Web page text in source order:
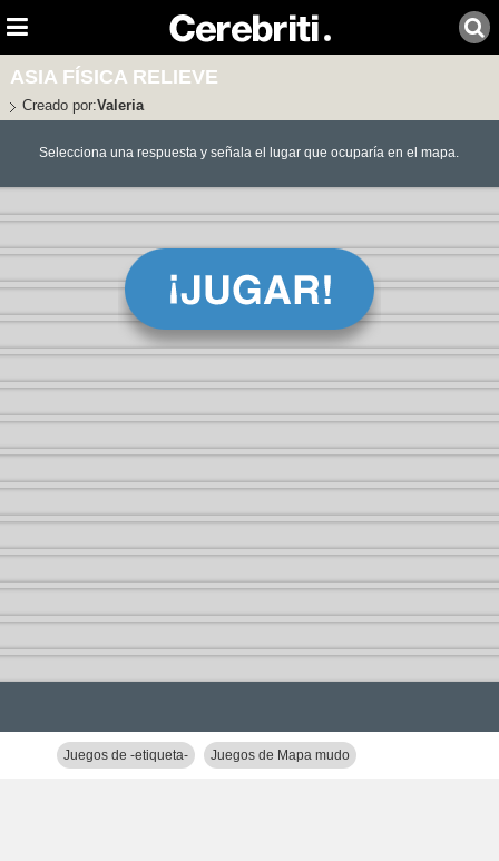
ASIA FÍSICA RELIEVE
Creado por:Valeria
Selecciona una respuesta y señala el lugar que ocuparía en el mapa.
Juegos de -etiqueta- Juegos de Mapa mudo